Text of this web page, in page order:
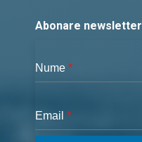
Abonare newsletter
Nume *
Email *